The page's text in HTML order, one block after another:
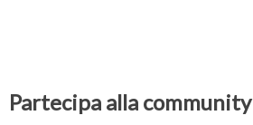
Partecipa alla community